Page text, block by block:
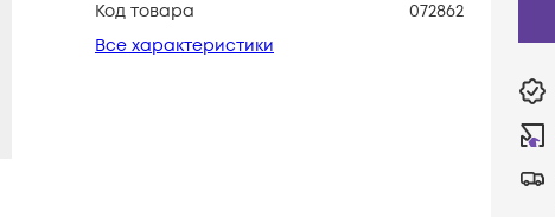
Код товара
072862
Все характеристики